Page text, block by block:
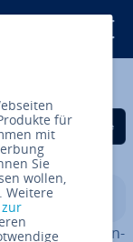
teilen
teilen
LinkedIn
immer be­deu­ten­
für
mit
Sie
wollen,
Weitere